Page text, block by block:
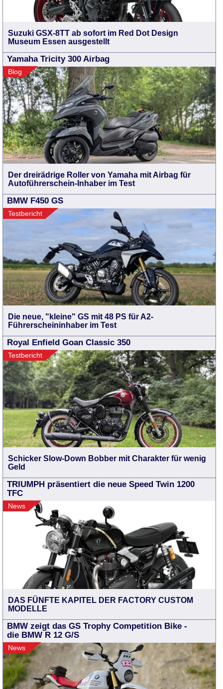
Suzuki GSX-8TT ab sofort im Red Dot Design
Museum Essen ausgestellt
Yamaha Tricity 300 Airbag
Blog
Der dreirädrige Roller von Yamaha mit Airbag für
Autoführerschein-Inhaber im Test
BMW F450 GS
Testbericht
Die neue, "kleine" GS mit 48 PS für A2-
Führerscheininhaber im Test
Royal Enfield Goan Classic 350
Testbericht
Schicker Slow-Down Bobber mit Charakter für wenig
Geld
TRIUMPH präsentiert die neue Speed Twin 1200
TFC
News
DAS FÜNFTE KAPITEL DER FACTORY CUSTOM
MODELLE
BMW zeigt das GS Trophy Competition Bike -
die BMW R 12 G/S
News